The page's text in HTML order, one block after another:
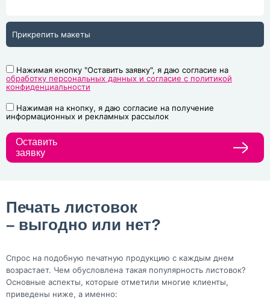
Прикрепить макеты
Нажимая кнопку "Оставить заявку", я даю согласие на
обработку персональных данных и согласие с политикой
конфиденциальности
Нажимая на кнопку, я даю согласие на получение
информационных и рекламных рассылок
Оставить
заявку
Печать листовок
– выгодно или нет?
Спрос на подобную печатную продукцию с каждым днем
возрастает. Чем обусловлена такая популярность листовок?
Основные аспекты, которые отметили многие клиенты,
приведены ниже, а именно: